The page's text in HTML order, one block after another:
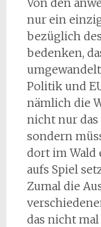
nur ein
bezüglich
bedenken,
Politik und
nämlich die
nicht nur das
sondern
dort im Wald
aufs Spiel
Zumal die
das nicht